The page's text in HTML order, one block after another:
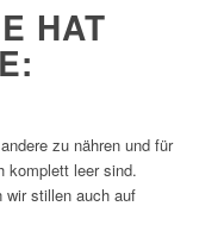
HAT
zu nähren und für
komplett leer sind.
wir stillen auch auf